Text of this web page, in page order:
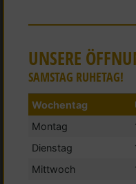
UNSERE
SAMSTAG RUHETAG!
Wochentag
Montag
Dienstag
Mittwoch